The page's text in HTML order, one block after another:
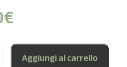
€
Aggiungi al carrello